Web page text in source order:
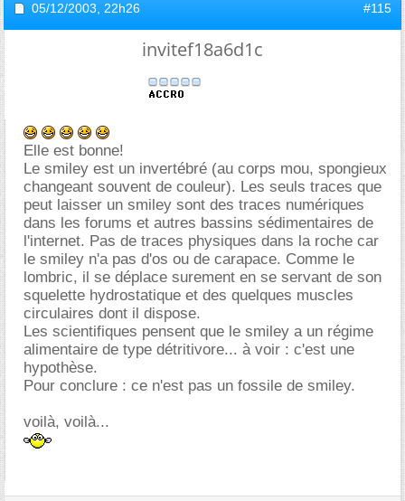
05/12/2003, 22h26 #115
invitef18a6d1c
Elle est bonne!
Le smiley est un invertébré (au corps mou, spongieux
changeant souvent de couleur). Les seuls traces que
peut laisser un smiley sont des traces numériques
dans les forums et autres bassins sédimentaires de
l'internet. Pas de traces physiques dans la roche car
le smiley n'a pas d'os ou de carapace. Comme le
lombric, il se déplace surement en se servant de son
squelette hydrostatique et des quelques muscles
circulaires dont il dispose.
Les scientifiques pensent que le smiley a un régime
alimentaire de type détritivore... à voir : c'est une
hypothèse.
Pour conclure : ce n'est pas un fossile de smiley.
voilà, voilà...